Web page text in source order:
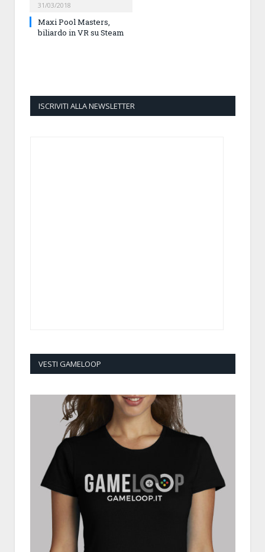
31/03/2018
Maxi Pool Masters,
biliardo in VR su Steam
ISCRIVITI ALLA NEWSLETTER
VESTI GAMELOOP